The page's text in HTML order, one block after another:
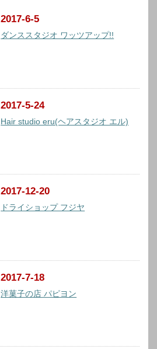
2017-6-5
ダンススタジオ ワッツアップ!!
2017-5-24
Hair studio eru(ヘアスタジオ エル)
2017-12-20
ドライショップ フジヤ
2017-7-18
洋菓子の店 パピヨン